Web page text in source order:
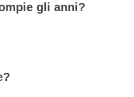
gli anni?